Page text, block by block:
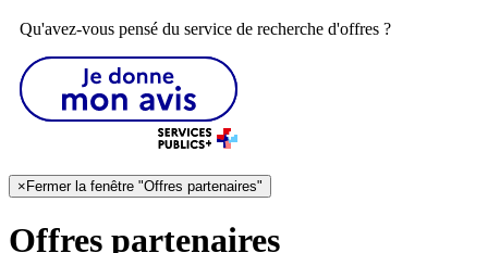
Qu'avez-vous pensé du service de recherche d'offres ?
× Fermer la fenêtre "Offres partenaires"
Offres partenaires